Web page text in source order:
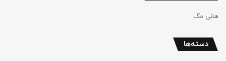
هانی مگ
دسته‌ها